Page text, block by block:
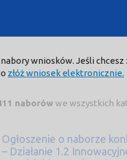
wniosków. Jeśli
złóż wniosek elektronicznie.
naborówwe wszystkich
Ogłoszenie o naborze
– Działanie 1.2